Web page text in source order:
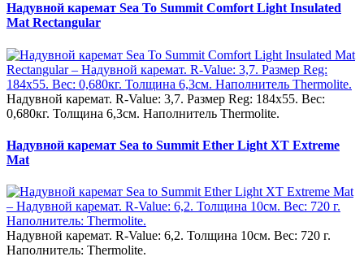
Надувной каремат Sea To Summit Comfort Light Insulated
Mat Rectangular
Надувной каремат. R-Value: 3,7. Размер Reg: 184x55. Вес:
0,680кг. Толщина 6,3см. Наполнитель Thermolite.
Надувной каремат Sea to Summit Ether Light XT Extreme
Mat
Надувной каремат. R-Value: 6,2. Толщина 10см. Вес: 720 г.
Наполнитель: Thermolite.